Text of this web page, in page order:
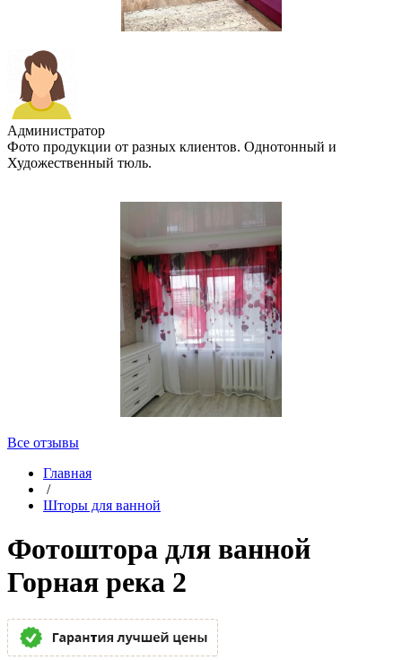
Администратор
Фото продукции от разных клиентов. Однотонный и
Художественный тюль.
Все отзывы
Главная
/
Шторы для ванной
Фотоштора для ванной
Горная река 2